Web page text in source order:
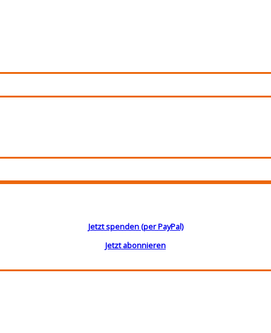
Jetzt spenden (per PayPal)
Jetzt abonnieren